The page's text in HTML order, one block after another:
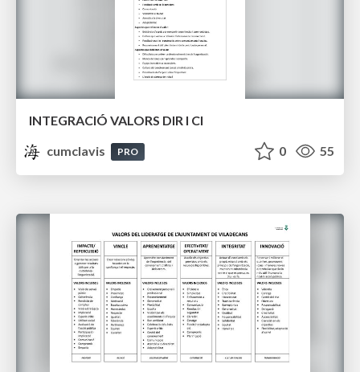
INTEGRACIÓ VALORS DIR I CI
cumclavis
PRO 0 55